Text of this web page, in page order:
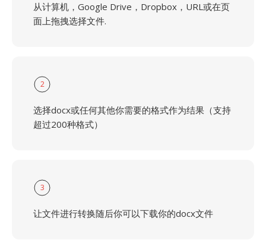
从计算机，Google Drive，Dropbox，URL或在页
面上拖拽选择文件.
2
选择docx或任何其他你需要的格式作为结果（支持
超过200种格式）
3
让文件进行转换随后你可以下载你的docx文件